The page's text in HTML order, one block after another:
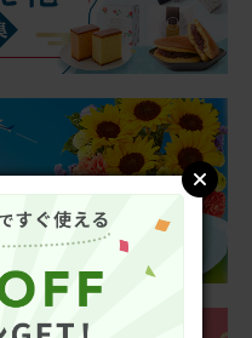
く楽しみたいと思い赤い
通りどちらのイベントに
ています。お花があるだ
2025/12/26